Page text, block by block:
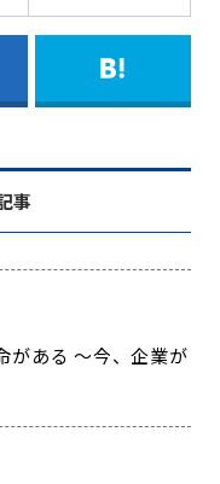
事
がある ～今、企業が